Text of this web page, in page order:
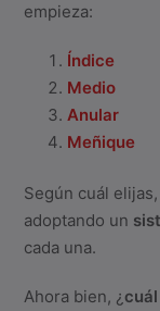
empieza:
Índice
Medio
Anular
Meñique
Según cuál
adoptando un
cada una.
Ahora bien, ¿